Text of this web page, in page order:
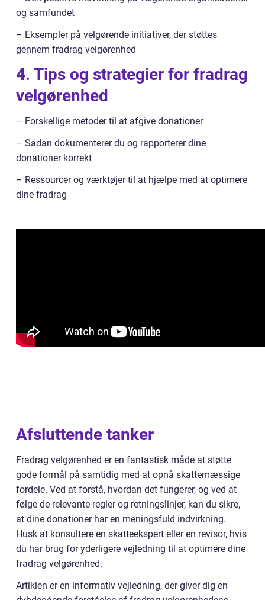
og samfundet
– Eksempler på velgørende initiativer, der støttes
gennem fradrag velgørenhed
4. Tips og strategier for fradrag
velgørenhed
– Forskellige metoder til at afgive donationer
– Sådan dokumenterer du og rapporterer dine
donationer korrekt
– Ressourcer og værktøjer til at hjælpe med at optimere
dine fradrag
Afsluttende tanker
Fradrag velgørenhed er en fantastisk måde at støtte
gode formål på samtidig med at opnå skattemæssige
fordele. Ved at forstå, hvordan det fungerer, og ved at
følge de relevante regler og retningslinjer, kan du sikre,
at dine donationer har en meningsfuld indvirkning.
Husk at konsultere en skatteekspert eller en revisor, hvis
du har brug for yderligere vejledning til at optimere dine
fradrag velgørenhed.
Artiklen er en informativ vejledning, der giver dig en